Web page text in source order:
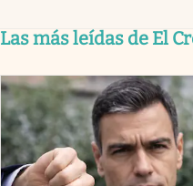
Las más leídas de El